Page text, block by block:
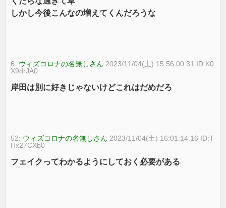
しかし今後こんなの増えてくんだろうな
6: ウィズコロナの名無しさん 2023/11/04(土) 15:56:00.31 ID:K0
X9drJA0
岸田は別に好きじゃないけどこれはだめだろ
52: ウィズコロナの名無しさん 2023/11/04(土) 16:01:14.16 ID:T
Hx27CXb0
フェイクってわかるようにしておく必要がある